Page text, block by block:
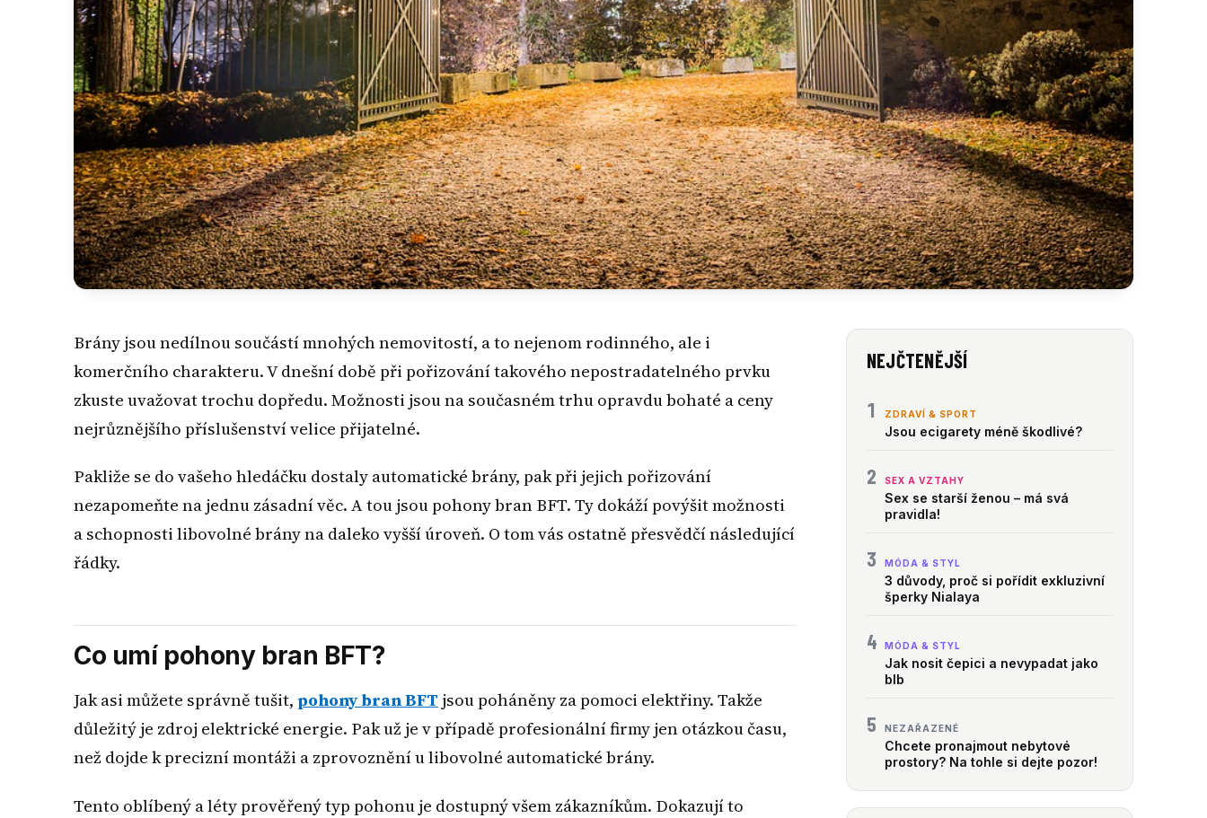
Brány jsou nedílnou součástí mnohých nemovitostí, a to nejenom rodinného, ale i
komerčního charakteru. V dnešní době při pořizování takového nepostradatelného prvku
zkuste uvažovat trochu dopředu. Možnosti jsou na současném trhu opravdu bohaté a ceny
nejrůznějšího příslušenství velice přijatelné.
Pakliže se do vašeho hledáčku dostaly automatické brány, pak při jejich pořizování
nezapomeňte na jednu zásadní věc. A tou jsou pohony bran BFT. Ty dokáží povýšit možnosti
a schopnosti libovolné brány na daleko vyšší úroveň. O tom vás ostatně přesvědčí následující
řádky.
Co umí pohony bran BFT?
Jak asi můžete správně tušit, pohony bran BFT jsou poháněny za pomoci elektřiny. Takže
důležitý je zdroj elektrické energie. Pak už je v případě profesionální firmy jen otázkou času,
než dojde k precizní montáži a zprovoznění u libovolné automatické brány.
Tento oblíbený a léty prověřený typ pohonu je dostupný všem zákazníkům. Dokazují to
NEJČTENĚJŠÍ
1 ZDRAVÍ & SPORT
Jsou ecigarety méně škodlivé?
2 SEX A VZTAHY
Sex se starší ženou – má svá
pravidla!
3 MÓDA & STYL
3 důvody, proč si pořídit exkluzivní
šperky Nialaya
4 MÓDA & STYL
Jak nosit čepici a nevypadat jako
blb
5 NEZAŘAZENÉ
Chcete pronajmout nebytové
prostory? Na tohle si dejte pozor!